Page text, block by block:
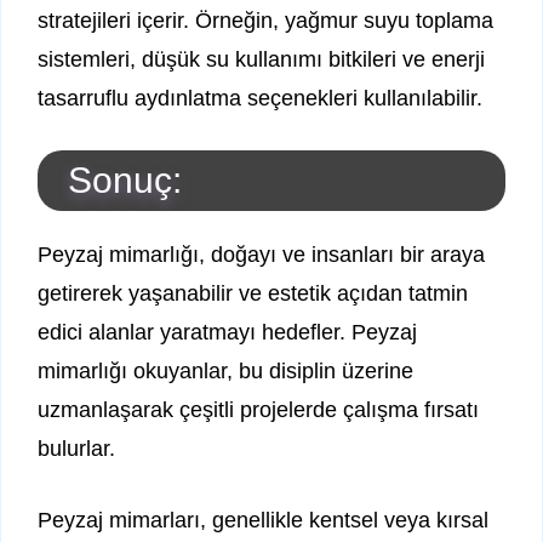
stratejileri içerir. Örneğin, yağmur suyu toplama
sistemleri, düşük su kullanımı bitkileri ve enerji
tasarruflu aydınlatma seçenekleri kullanılabilir.
Sonuç:
Peyzaj mimarlığı, doğayı ve insanları bir araya
getirerek yaşanabilir ve estetik açıdan tatmin
edici alanlar yaratmayı hedefler. Peyzaj
mimarlığı okuyanlar, bu disiplin üzerine
uzmanlaşarak çeşitli projelerde çalışma fırsatı
bulurlar.
Peyzaj mimarları, genellikle kentsel veya kırsal